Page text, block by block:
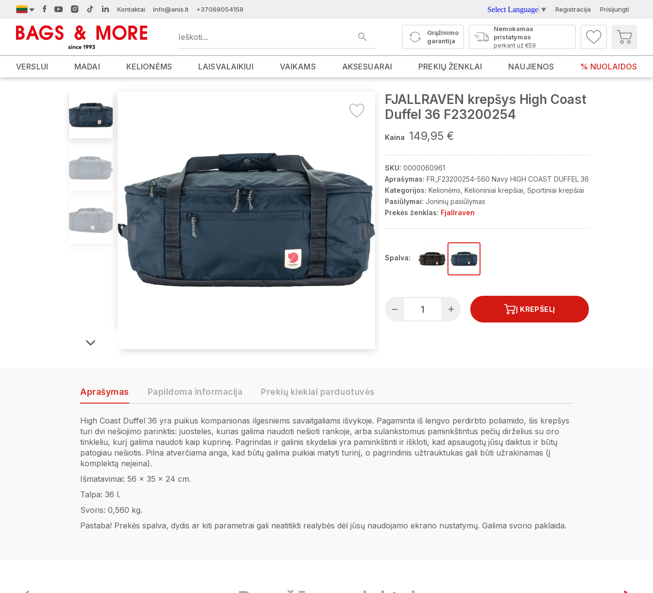
Kontaktai info@anis.lt +37069054159 Select Language ▼ Registracija Prisijungti
Grąžinimo
garantija
Nemokamas
pristatymas
perkant už €59
VERSLUI MADAI KELIONĖMS LAISVALAIKIUI VAIKAMS AKSESUARAI PREKIŲ ŽENKLAI NAUJIENOS % NUOLAIDOS
FJALLRAVEN krepšys High Coast
Duffel 36 F23200254
Kaina 149,95 €
SKU: 0000060961
Aprašymas: FR_F23200254-560 Navy HIGH COAST DUFFEL 36
Kategorijos: Kelionėms Kelioniniai krepšiai Sportiniai krepšiai
Pasiūlymai: Joninių pasiūlymas
Prekės ženklas: Fjallraven
Spalva:
Į KREPŠELĮ
Aprašymas Papildoma informacija Prekių kiekiai parduotuvės
High Coast Duffel 36 yra puikus kompanionas ilgesniems savaitgaliams išvykoje. Pagaminta iš lengvo perdirbto poliamido, šis krepšys
turi dvi nešiojimo parinktis: juosteles, kurias galima naudoti nešioti rankoje, arba sulankstomus paminkštintus pečių dirželius su oro
tinkleliu, kurį galima naudoti kaip kuprinę. Pagrindas ir galinis skydeliai yra paminkštinti ir iškloti, kad apsaugotų jūsų daiktus ir būtų
patogiau nešiotis. Pilna atverčiama anga, kad būtų galima puikiai matyti turinį, o pagrindinis užtrauktukas gali būti užrakinamas (į
komplektą neįeina).
Išmatavimai: 56 x 35 x 24 cm.
Talpa: 36 l.
Svoris: 0,560 kg.
Pastaba! Prekės spalva, dydis ar kiti parametrai gali neatitikti realybės dėl jūsų naudojamo ekrano nustatymų. Galima svorio paklaida.